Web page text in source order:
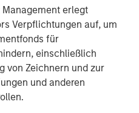
erlegt
Verpflichtungen auf, um
für
einschließlich
von Zeichnern und zur
und anderen
like Prometheus,
object stores like Amazon
Cloud Storage. Flip’s LLM
data; operates
hybrid; requires little to no
data stays private;